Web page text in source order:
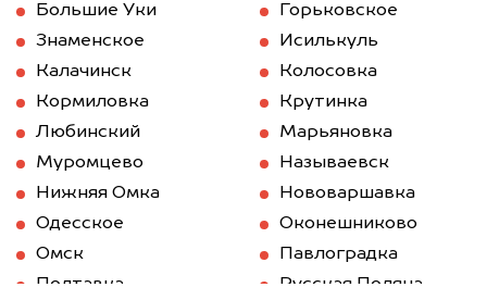
Большие Уки
Горьковское
Знаменское
Исилькуль
Калачинск
Колосовка
Кормиловка
Крутинка
Любинский
Марьяновка
Муромцево
Называевск
Нижняя Омка
Нововаршавка
Одесское
Оконешниково
Омск
Павлоградка
Полтавка
Русская Поляна